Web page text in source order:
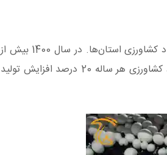
وی تصریح کرد: آمار تولید و سطح زیرکشت سال 1401 اما بر اساس آمار مورد تایید سازمان جهاد کشاورزی استان‌ها. در سال 1400 بیش از
176111 تن قارچ خوراکی در سطح 896 هکتار تولید شد. مقرر است طبق برنامه‌ ریزی‌ وزارت جهاد کشاورزی هر ساله 20 درصد افزایش تولید